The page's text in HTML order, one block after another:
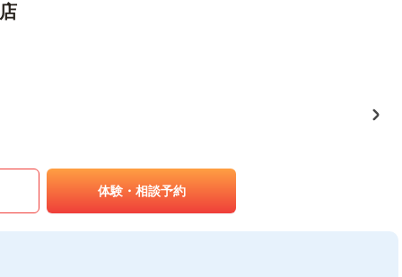
体験・相談予約